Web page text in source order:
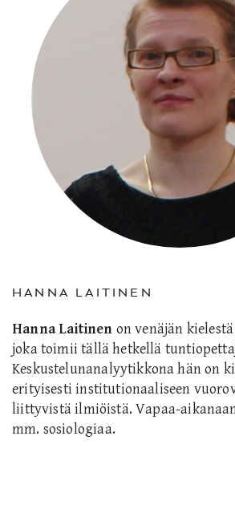
HANNA LAITINEN
Hanna Laitinen on venäjän
joka toimii tällä hetkellä
Keskustelunanalyytikkona hän on
erityisesti institutionaaliseen
liittyvistä ilmiöistä. Vapaa-
mm. sosiologiaa.